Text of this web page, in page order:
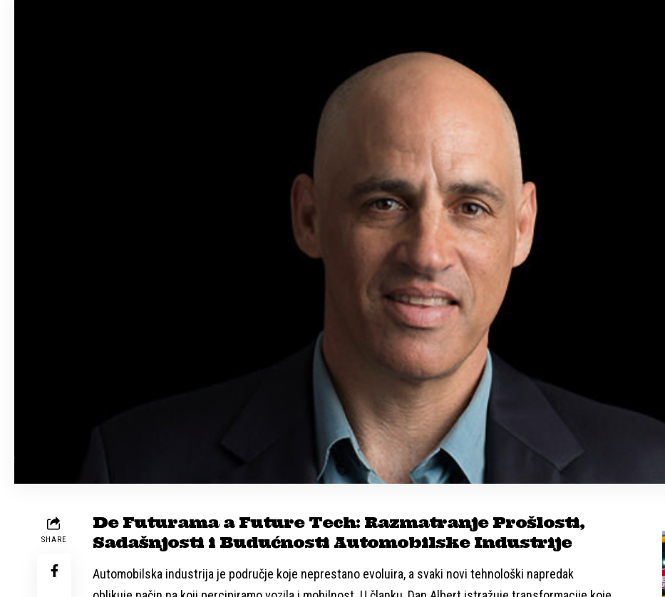
SHARE
De Futurama a Future Tech: Razmatranje Prošlosti,
Sadašnjosti i Budućnosti Automobilske Industrije
Automobilska industrija je područje koje neprestano evoluira, a svaki novi tehnološki napredak